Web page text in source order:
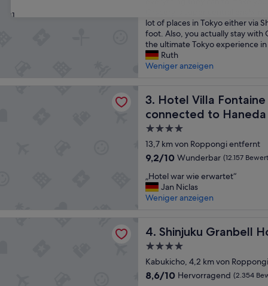
31
e
n
.
G
u
e
e
g
e
“
o
t
e
l
i
o
y
o
🦾
e
t
a
G
r
a
e
lot of places in Tokyo either via
foot. Also, you actually stay with
the ultimate Tokyo experience
Ruth
Weniger anzeigen
3. Hotel Villa
connected to
Hotel Villa Fontaine Grand
4.0-
Sterne-
Unterkunft
13,7 km von Roppongi entfernt
9.2
10,
Wunderbar,
(12.157
9,2/10 Wunderbar (12.157
„
H
o
w
a
r
w
„Hotel war wie erwartet“
Jan Niclas
Weniger anzeigen
4. Shinjuku Granbell
Shinjuku Granbell Hotel
4.0-
Sterne-
Unterkunft
Kabukicho, 4,2 km von
8.6
8,6/10 Hervorragend (2.354